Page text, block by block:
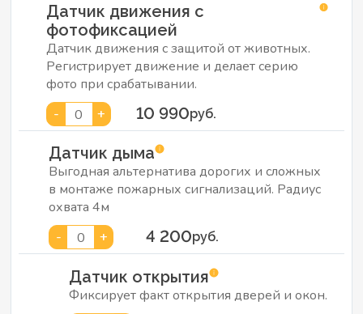
Датчик движения с
фотофиксацией
Датчик движения с защитой от животных.
Регистрирует движение и делает серию
фото при срабатывании.
-
0 + 10 990руб.
Датчик дыма
Выгодная альтернатива дорогих и сложных
в монтаже пожарных сигнализаций. Радиус
охвата 4м
-
0 + 4 200руб.
Датчик открытия
Фиксирует факт открытия дверей и окон.